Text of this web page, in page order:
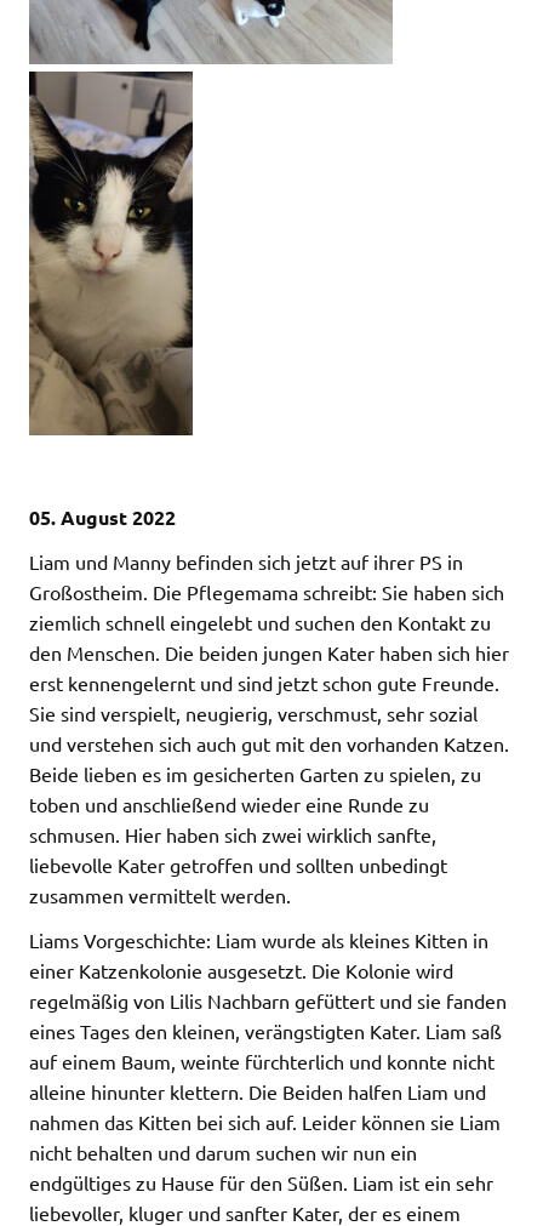
05. August 2022
Liam und Manny befinden sich jetzt auf ihrer PS in
Großostheim. Die Pflegemama schreibt: Sie haben sich
ziemlich schnell eingelebt und suchen den Kontakt zu
den Menschen. Die beiden jungen Kater haben sich hier
erst kennengelernt und sind jetzt schon gute Freunde.
Sie sind verspielt, neugierig, verschmust, sehr sozial
und verstehen sich auch gut mit den vorhanden Katzen.
Beide lieben es im gesicherten Garten zu spielen, zu
toben und anschließend wieder eine Runde zu
schmusen. Hier haben sich zwei wirklich sanfte,
liebevolle Kater getroffen und sollten unbedingt
zusammen vermittelt werden.
Liams Vorgeschichte: Liam wurde als kleines Kitten in
einer Katzenkolonie ausgesetzt. Die Kolonie wird
regelmäßig von Lilis Nachbarn gefüttert und sie fanden
eines Tages den kleinen, verängstigten Kater. Liam saß
auf einem Baum, weinte fürchterlich und konnte nicht
alleine hinunter klettern. Die Beiden halfen Liam und
nahmen das Kitten bei sich auf. Leider können sie Liam
nicht behalten und darum suchen wir nun ein
endgültiges zu Hause für den Süßen. Liam ist ein sehr
liebevoller, kluger und sanfter Kater, der es einem